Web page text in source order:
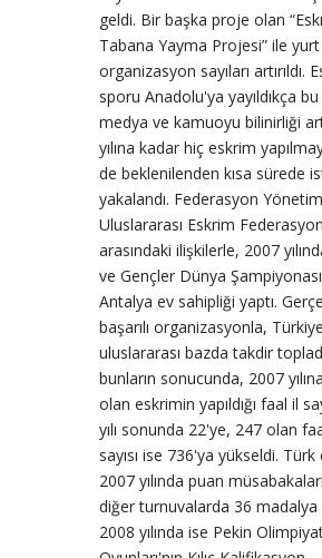
geldi. Bir başka proje olan
Tabana Yayma Projesi” ile
organizasyon sayıları artırıldı.
sporu Anadolu'ya yayıldıkça
medya ve kamuoyu bilinirliği
yılına kadar hiç eskrim
de beklenilenden kısa sürede
yakalandı. Federasyon
Uluslararası Eskrim
arasındaki ilişkilerle, 2007
ve Gençler Dünya
Antalya ev sahipliği yaptı.
başarılı organizasyonla, Türkiye
uluslararası bazda takdir
bunların sonucunda, 2007
olan eskrimin yapıldığı faal il
yılı sonunda 22'ye, 247 olan
sayısı ise 736'ya yükseldi.
2007 yılında puan
diğer turnuvalarda 36 madalya
2008 yılında ise Pekin